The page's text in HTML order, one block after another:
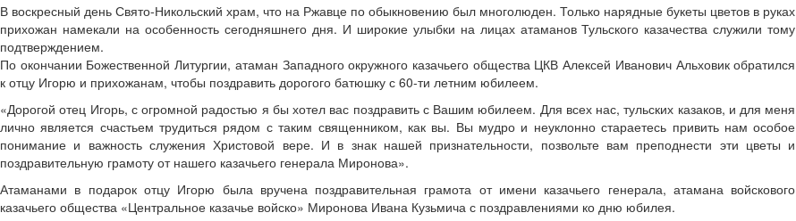
В воскресный день Свято-Никольский храм, что на Ржавце по обыкновению был многолюден. Только нарядные букеты цветов в руках
прихожан намекали на особенность сегодняшнего дня. И широкие улыбки на лицах атаманов Тульского казачества служили тому
подтверждением.
По окончании Божественной Литургии, атаман Западного окружного казачьего общества ЦКВ Алексей Иванович Альховик обратился
к отцу Игорю и прихожанам, чтобы поздравить дорогого батюшку с 60-ти летним юбилеем.
«Дорогой отец Игорь, с огромной радостью я бы хотел вас поздравить с Вашим юбилеем. Для всех нас, тульских казаков, и для меня
лично является счастьем трудиться рядом с таким священником, как вы. Вы мудро и неуклонно стараетесь привить нам особое
понимание и важность служения Христовой вере. И в знак нашей признательности, позвольте вам преподнести эти цветы и
поздравительную грамоту от нашего казачьего генерала Миронова».
Атаманами в подарок отцу Игорю была вручена поздравительная грамота от имени казачьего генерала, атамана войскового
казачьего общества «Центральное казачье войско» Миронова Ивана Кузьмича с поздравлениями ко дню юбилея.